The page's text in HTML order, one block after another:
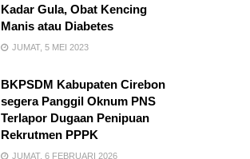
Kadar Gula, Obat Kencing
Manis atau Diabetes
JUMAT, 5 MEI 2023
BKPSDM Kabupaten Cirebon
segera Panggil Oknum PNS
Terlapor Dugaan Penipuan
Rekrutmen PPPK
JUMAT, 6 FEBRUARI 2026